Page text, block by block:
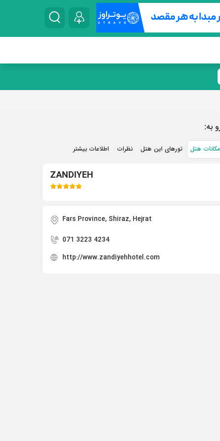
به:
هتل تورهای این هتل نظرات اطلاعات بیشتر
ZANDIYEH
Fars Province, Shiraz, Hejrat
071 3223 4234
http://www.zandiyehhotel.com